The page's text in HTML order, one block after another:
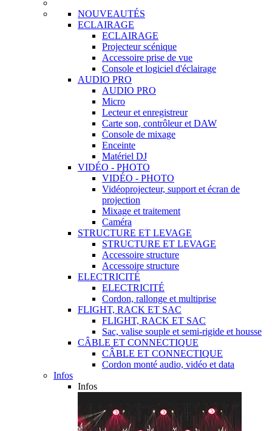
NOUVEAUTÉS
ECLAIRAGE
ECLAIRAGE
Projecteur scénique
Accessoire prise de vue
Console et logiciel d'éclairage
AUDIO PRO
AUDIO PRO
Micro
Lecteur et enregistreur
Carte son, contrôleur et DAW
Console de mixage
Enceinte
Matériel DJ
VIDÉO - PHOTO
VIDÉO - PHOTO
Vidéoprojecteur, support et écran de
projection
Mixage et traitement
Caméra
STRUCTURE ET LEVAGE
STRUCTURE ET LEVAGE
Accessoire structure
Accessoire structure
ELECTRICITÉ
ELECTRICITÉ
Cordon, rallonge et multiprise
FLIGHT, RACK ET SAC
FLIGHT, RACK ET SAC
Sac, valise souple et semi-rigide et housse
CÂBLE ET CONNECTIQUE
CÂBLE ET CONNECTIQUE
Cordon monté audio, vidéo et data
Infos
Infos